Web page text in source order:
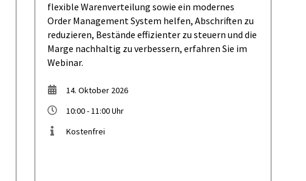
flexible Warenverteilung sowie ein modernes
Order Management System helfen, Abschriften zu
reduzieren, Bestände effizienter zu steuern und die
Marge nachhaltig zu verbessern, erfahren Sie im
Webinar.
14. Oktober 2026
10:00 - 11:00 Uhr
Kostenfrei